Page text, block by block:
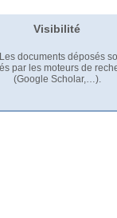
Visibilité
documents déposés
par les moteurs de
(Google Scholar,…).